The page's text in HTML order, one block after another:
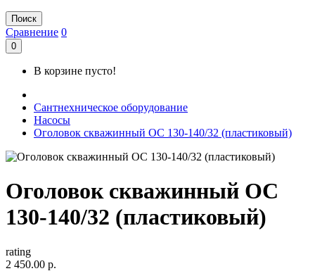
Поиск
Сравнение 0
0
В корзине пусто!
Сантнехническое оборудование
Насосы
Оголовок скважинный ОС 130-140/32 (пластиковый)
Оголовок скважинный ОС
130-140/32 (пластиковый)
rating
2 450.00 р.